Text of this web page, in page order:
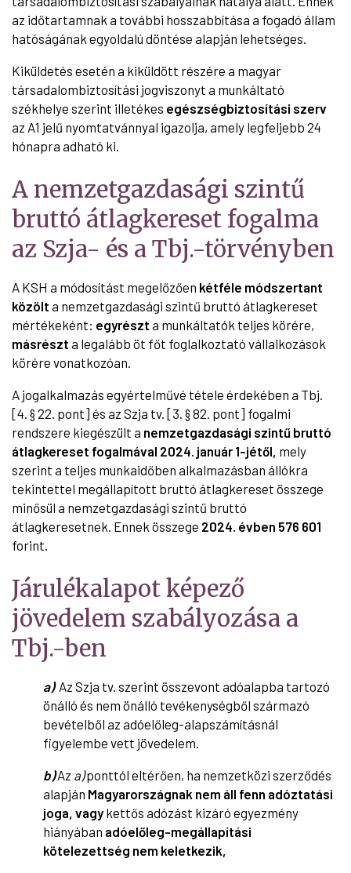
az időtartamnak a további hosszabbítása a fogadó állam
hatóságának egyoldalú döntése alapján lehetséges.
Kiküldetés esetén a kiküldött részére a magyar
társadalombiztosítási jogviszonyt a munkáltató
székhelye szerint illetékes egészségbiztosítási szerv
az A1 jelű nyomtatvánnyal igazolja, amely legfeljebb 24
hónapra adható ki.
A nemzetgazdasági szintű
bruttó átlagkereset fogalma
az Szja- és a Tbj.-törvényben
A KSH a módosítást megelőzően kétféle módszertant
közölt a nemzetgazdasági szintű bruttó átlagkereset
mértékeként: egyrészt a munkáltatók teljes körére,
másrészt a legalább öt főt foglalkoztató vállalkozások
körére vonatkozóan.
A jogalkalmazás egyértelművé tétele érdekében a Tbj.
[4. § 22. pont] és az Szja tv. [3. § 82. pont] fogalmi
rendszere kiegészült a nemzetgazdasági szintű bruttó
átlagkereset fogalmával 2024. január 1-jétől, mely
szerint a teljes munkaidőben alkalmazásban állókra
tekintettel megállapított bruttó átlagkereset összege
minősül a nemzetgazdasági szintű bruttó
átlagkeresetnek. Ennek összege 2024. évben 576 601
forint.
Járulékalapot képező
jövedelem szabályozása a
Tbj.-ben
a) Az Szja tv. szerint összevont adóalapba tartozó
önálló és nem önálló tevékenységből származó
bevételből az adóelőleg-alapszámításnál
figyelembe vett jövedelem.
b) Az a)ponttól eltérően, ha nemzetközi szerződés
alapján Magyarországnak nem áll fenn adóztatási
joga, vagy kettős adózást kizáró egyezmény
hiányában adóelőleg-megállapítási
kötelezettség nem keletkezik,